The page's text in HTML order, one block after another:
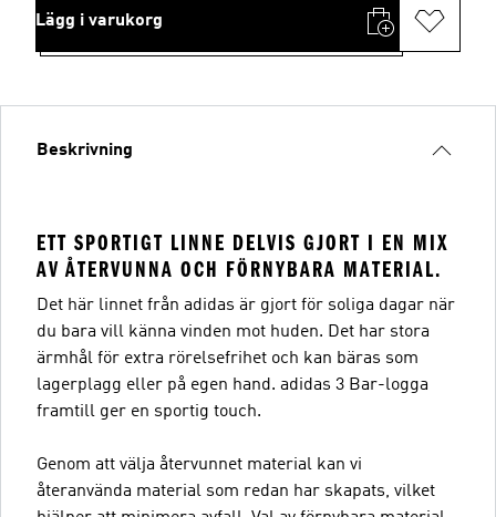
Lägg i varukorg
Beskrivning
ETT SPORTIGT LINNE DELVIS GJORT I EN MIX
AV ÅTERVUNNA OCH FÖRNYBARA MATERIAL.
Det här linnet från adidas är gjort för soliga dagar när
du bara vill känna vinden mot huden. Det har stora
ärmhål för extra rörelsefrihet och kan bäras som
lagerplagg eller på egen hand. adidas 3 Bar-logga
framtill ger en sportig touch.
Genom att välja återvunnet material kan vi
återanvända material som redan har skapats, vilket